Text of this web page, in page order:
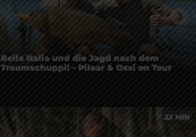
Bella Italia und die Jagd nach dem
Traumschuppi! – Pilaar & Ossi on Tour
23 MIN